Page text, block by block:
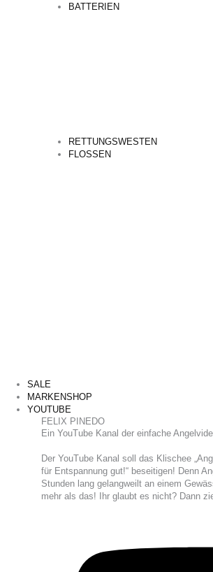
BATTERIEN
RETTUNGSWESTEN
FLOSSEN
SALE
MARKENSHOP
YOUTUBE
FELIX PINEDO
​Ein YouTube Kanal der einfache
Der YouTube Kanal soll das Klischee
für Entspannung gut!“ beseitigen! Denn
Stunden lang gelangweilt an einem
mehr als das! Ihr glaubt es nicht? Dann